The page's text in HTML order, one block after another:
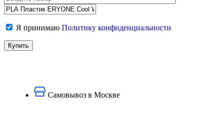
Я принимаю Политику конфиденциальности
Самовывоз в Москве